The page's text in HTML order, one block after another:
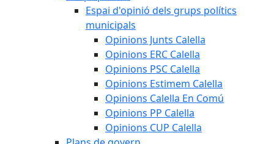
Espai d'opinió dels grups polítics
municipals
Opinions Junts Calella
Opinions ERC Calella
Opinions PSC Calella
Opinions Estimem Calella
Opinions Calella En Comú
Opinions PP Calella
Opinions CUP Calella